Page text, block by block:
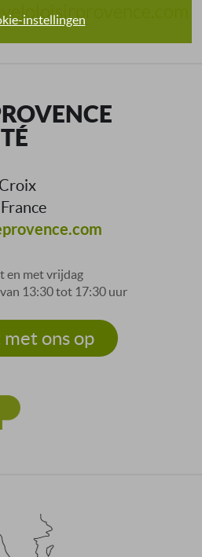
en met vrijdag
13:30 tot 17:30 uur
ons op
instellingen